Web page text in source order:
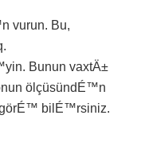
vurun. Bu,
Bunun vaxtÄ±
ölçüsündÉ™n
bilÉ™rsiniz.